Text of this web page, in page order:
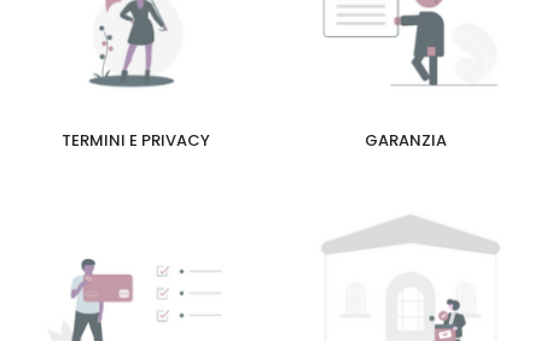
TERMINI E PRIVACY GARANZIA